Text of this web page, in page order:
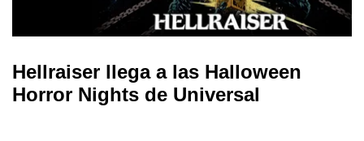
Hellraiser llega a las Halloween
Horror Nights de Universal